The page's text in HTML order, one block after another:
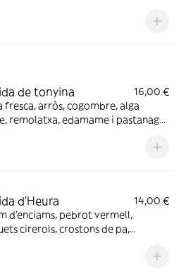
de tonyina
16,00 €
fresca, arròs, cogombre, alga
remolatxa, edamame i pastanaga
d'Heura
14,00 €
d'enciams, pebrot vermell,
cirerols, crostons de pa,